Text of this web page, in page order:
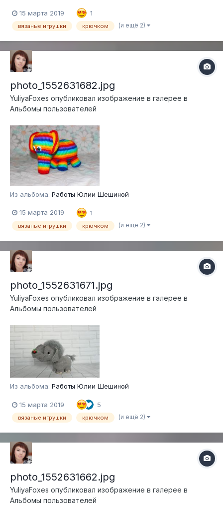
15 марта 2019 1
вязаные игрушки крючком (и ещё 2)
photo_1552631682.jpg
YuliyaFoxes опубликовал изображение в галерее в
Альбомы пользователей
Из альбома: Работы Юлии Шешиной
15 марта 2019 1
вязаные игрушки крючком (и ещё 2)
photo_1552631671.jpg
YuliyaFoxes опубликовал изображение в галерее в
Альбомы пользователей
Из альбома: Работы Юлии Шешиной
15 марта 2019 5
вязаные игрушки крючком (и ещё 2)
photo_1552631662.jpg
YuliyaFoxes опубликовал изображение в галерее в
Альбомы пользователей